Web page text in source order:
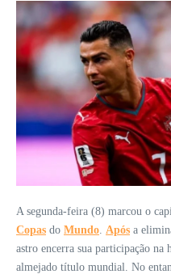
A segunda-feira (8) marcou o
Copas do Mundo Após a
astro encerra sua participação na
almejado título mundial. No